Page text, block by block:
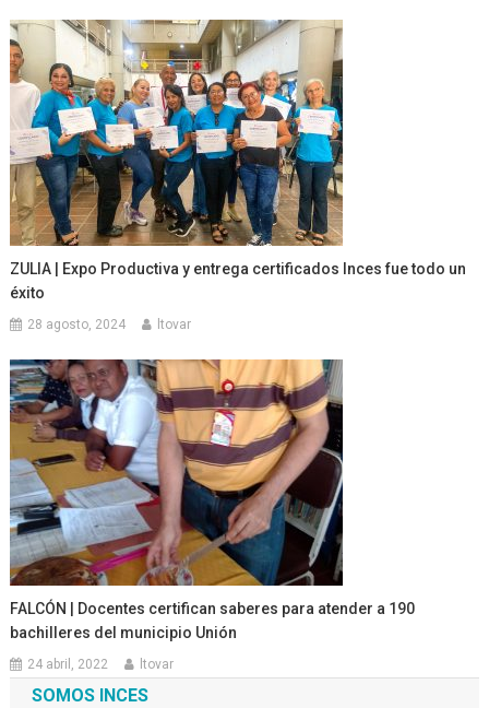
ZULIA | Expo Productiva y entrega certificados Inces fue todo un
éxito
28 agosto, 2024 ltovar
FALCÓN | Docentes certifican saberes para atender a 190
bachilleres del municipio Unión
24 abril, 2022 ltovar
SOMOS INCES